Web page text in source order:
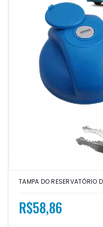
TAMPA DO RESERVATÓRIO
R$58,86